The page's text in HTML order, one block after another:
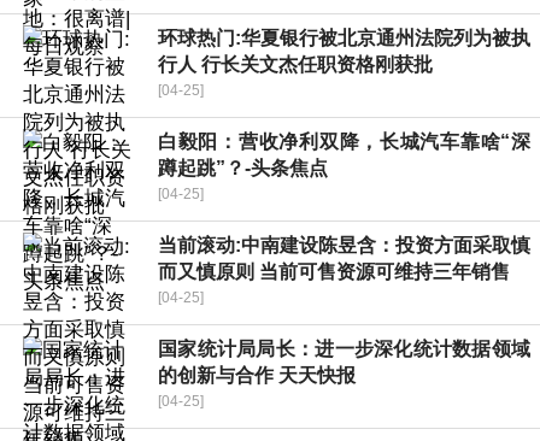
环球热门:华夏银行被北京通州法院列为被执
行人 行长关文杰任职资格刚获批
[04-25]
白毅阳：营收净利双降，长城汽车靠啥“深
蹲起跳”？-头条焦点
[04-25]
当前滚动:中南建设陈昱含：投资方面采取慎
而又慎原则 当前可售资源可维持三年销售
[04-25]
国家统计局局长：进一步深化统计数据领域
的创新与合作 天天快报
[04-25]